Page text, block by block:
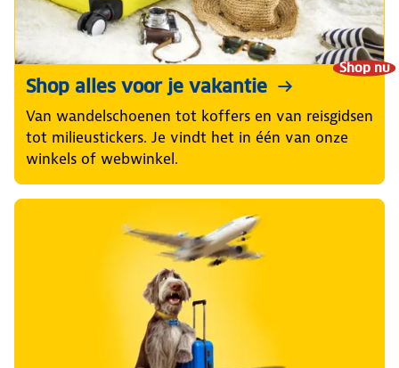
Shop nu
Shop alles voor je vakantie
Van wandelschoenen tot koffers en van reisgidsen
tot milieustickers. Je vindt het in één van onze
winkels of webwinkel.